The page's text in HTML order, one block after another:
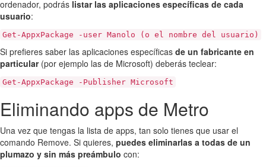
ordenador, podrás listar las aplicaciones específicas de cada
usuario:
Get-AppxPackage -user Manolo (o el nombre del usuario)
Si prefieres saber las aplicaciones específicas de un fabricante en
particular(por ejemplo las de Microsoft) deberás teclear:
Get-AppxPackage -Publisher Microsoft
Eliminando apps de Metro
Una vez que tengas la lista de apps, tan solo tienes que usar el
comando Remove. Si quieres, puedes eliminarlas a todas de un
plumazo y sin más preámbulo con: